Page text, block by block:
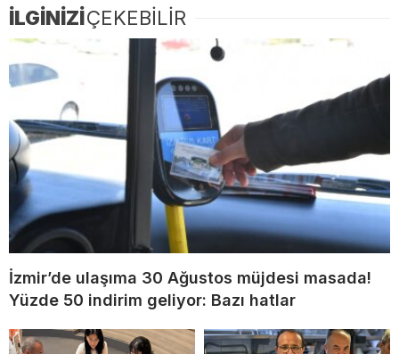
İLGİNİZİÇEKEBİLİR
İzmir’de ulaşıma 30 Ağustos müjdesi masada!
Yüzde 50 indirim geliyor: Bazı hatlar